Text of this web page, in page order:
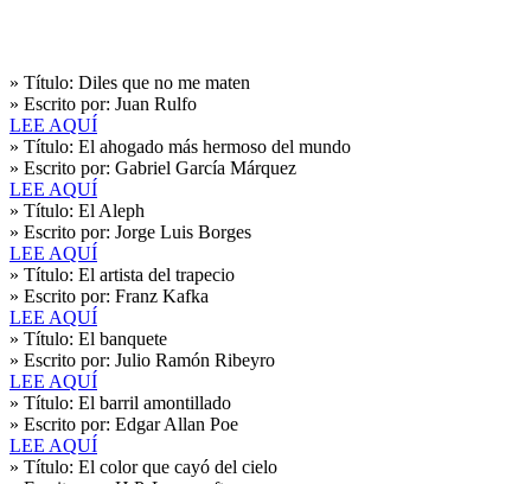
» Título: Diles que no me maten
» Escrito por: Juan Rulfo
LEE AQUÍ
» Título: El ahogado más hermoso del mundo
» Escrito por: Gabriel García Márquez
LEE AQUÍ
» Título: El Aleph
» Escrito por: Jorge Luis Borges
LEE AQUÍ
» Título: El artista del trapecio
» Escrito por: Franz Kafka
LEE AQUÍ
» Título: El banquete
» Escrito por: Julio Ramón Ribeyro
LEE AQUÍ
» Título: El barril amontillado
» Escrito por: Edgar Allan Poe
LEE AQUÍ
» Título: El color que cayó del cielo